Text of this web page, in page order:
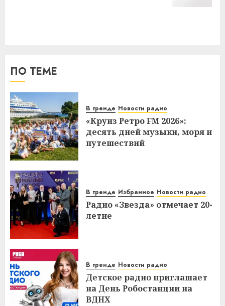
ПО ТЕМЕ
В тренде Новости радио
«Круиз Ретро FM 2026»:
десять дней музыки, моря и
путешествий
В тренде Избранное Новости радио
Радио «Звезда» отмечает 20-
летие
В тренде Новости радио
Детское радио приглашает
на День Робостанции на
ВДНХ